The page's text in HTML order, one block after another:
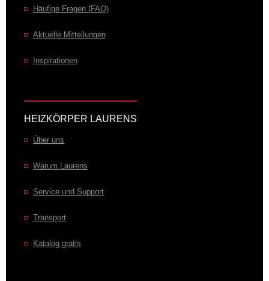
Häufige Fragen (FAQ)
Aktuelle Mitteilungen
Inspirationen
HEIZKÖRPER LAURENS
Über uns
Warum Laurens
Service und Support
Transport
Katalog gratis